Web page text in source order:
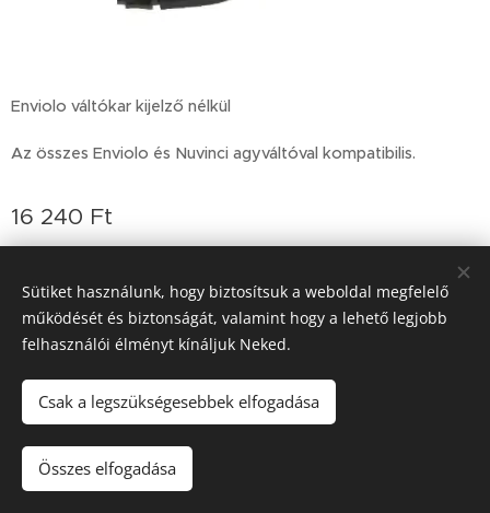
Enviolo váltókar kijelző nélkül
Az összes Enviolo és Nuvinci agyváltóval kompatibilis.
16 240 Ft
Sütik
Sütiket használunk, hogy biztosítsuk a weboldal megfelelő
működését és biztonságát, valamint hogy a lehető legjobb
felhasználói élményt kínáljuk Neked.
Csak a legszükségesebbek elfogadása
Összes elfogadása